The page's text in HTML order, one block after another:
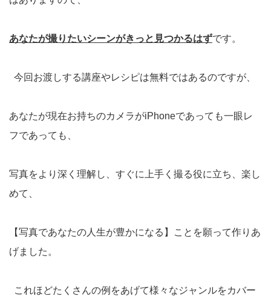
あなたが撮りたいシーンがきっと見つかるはずです。
今回お渡しする講座やレシピは無料ではあるのですが、
あなたが現在お持ちのカメラがiPhoneであっても一眼レ
フであっても、
写真をより深く理解し、すぐに上手く撮る役に立ち、楽し
めて、
【写真であなたの人生が豊かになる】ことを願って作りあ
げました。
これほどたくさんの例をあげて様々なジャンルをカバー